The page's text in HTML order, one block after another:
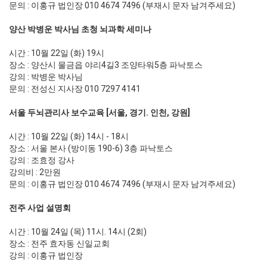
문의 : 이홍규 법인장 010 4674 7496 (부재시 문자 남겨주세요)
양산 박병운 박사님 초청 뇌과학 세미나
시간 : 10월 22일 (화) 19시
장소 : 양산시 물금읍 야리4길3 조양타워5층 파낙토스
강의 : 박병운 박사님
문의 : 전성신 지사장 010 7297 4141
서울 두뇌관리사 보수교육 [서울, 경기. 인천, 강원]
시간 : 10월 22일 (화) 14시 - 18시
장소 : 서울 본사 (방이동 190-6) 3층 파낙토스
강의 : 조효정 강사
강의비 : 2만원
문의 : 이홍규 법인장 010 4674 7496 (부재시 문자 남겨주세요)
전주 사업 설명회
시간 : 10월 24일 (목) 11시. 14시 (2회)
장소 : 전주 효자동 신일교회
강의 : 이홍규 법인장